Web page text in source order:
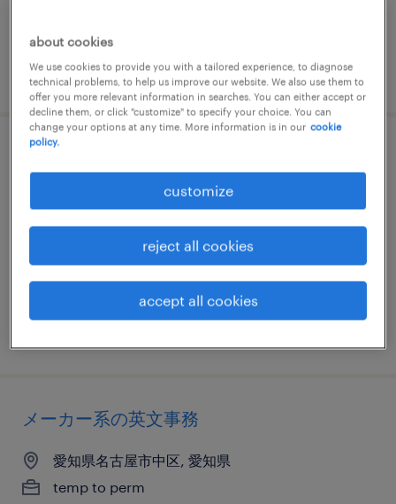
posted 24 july 2026
愛知県名古屋市中区, 愛知県
temp to perm
¥1400.00 per hour
メーカー系の英文事務
愛知県名古屋市中区, 愛知県
temp to perm
about cookies
We use cookies to provide you with a tailored experience, to diagnose
technical problems, to help us improve our website. We also use them to
offer you more relevant information in searches. You can either accept or
decline them, or click "customize" to specify your choice. You can
change your options at any time. More information is in our cookie
policy.
customize
reject all cookies
accept all cookies